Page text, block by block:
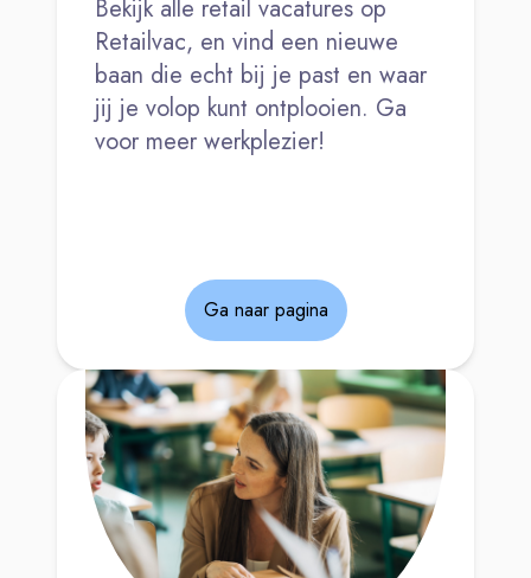
Bekijk alle retail vacatures op
Retailvac, en vind een nieuwe
baan die echt bij je past en waar
jij je volop kunt ontplooien. Ga
voor meer werkplezier!
Ga naar pagina